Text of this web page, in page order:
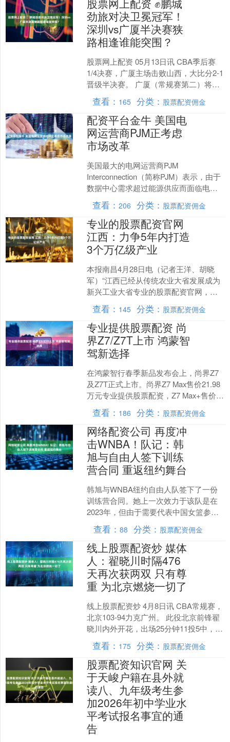
股票网上配资 ✊鹏城
劲旅对决卫冕冠军！
深圳vs广厦半决赛狭
路相逢谁能突围？
股票网上配资 05月13日讯 CBA季后赛
1/4决赛，广厦主场击败山西，大比分2-1
晋级半决赛。 广厦（常规赛第二）将在
半决赛中对阵常规赛排名第三的深圳
队。 半....
查看： 165 分类： 股票配资佣金
配资平台金牛 美国电
网运营商PJM正考虑
市场改革
美国最大的电网运营商PJM
Interconnection（简称PJM）表示，由于
数据中心需求超过能源供应而面临电力
短缺风险，其正考虑进行市场变革，这
可能会重塑....
查看：206 分类： 股票配资佣金
专业的股票配资官网
江西：力争5年内打造
3个万亿级产业
本报南昌4月28日电（记者王洋、胡晓
军）“江西已经从传统农业大省发展成为
新兴工业大省专业的股票配资官网，经
济实力、创新能力、发展活力显著增
强，展现出充足的发展后....
查看： 145 分类： 股票配资佣金
专业提供股票配资 尚
界Z7/Z7T上市 鸿蒙智
驾新选择
在鸿蒙智行春季新品发布会上，尚界Z7
及Z7T正式上市。尚界Z7 Max售价21.98
万元专业提供股票配资，Z7 Max+售价
24.98万元，Z7 Ultra售价....
查看： 186 分类： 股票配资佣金
网络配资公司 再度冲
击WNBA！队记：韩
旭与自由人签下训练
营合同 重返纽约舞台
韩旭与WNBA纽约自由人队签下了一份
训练营合同。她上一次效力于该队是在
2023年，但由于需要代表中国女篮参加
亚运会而提前离队。在WNBA的职业生
涯中，韩旭场均贡....
查看：88 分类： 股票配资佣金
线上股票配资炒 媒体
人：翟晓川时隔476
天再次获两双 只有尊
重 为北京燃烧一切了
线上股票配资炒 4月8日讯 CBA常规赛，
北京103-94力克广州。 此役北京前锋翟
晓川内外开花，出场25分钟11投5中，三
分7中3、罚球2中2拿到15分11篮....
查看： 175 分类： 股票配资佣金
股票配资知识官网 关
于天峻户籍在县外就
读八、九年级考生参
加2026年初中学业水
平考试报名事宜的通
告